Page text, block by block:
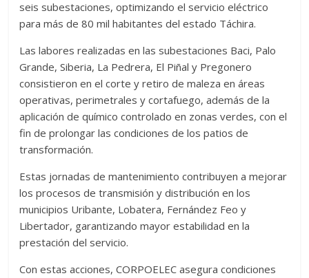
seis subestaciones, optimizando el servicio eléctrico
para más de 80 mil habitantes del estado Táchira.
Las labores realizadas en las subestaciones Baci, Palo
Grande, Siberia, La Pedrera, El Piñal y Pregonero
consistieron en el corte y retiro de maleza en áreas
operativas, perimetrales y cortafuego, además de la
aplicación de químico controlado en zonas verdes, con el
fin de prolongar las condiciones de los patios de
transformación.
Estas jornadas de mantenimiento contribuyen a mejorar
los procesos de transmisión y distribución en los
municipios Uribante, Lobatera, Fernández Feo y
Libertador, garantizando mayor estabilidad en la
prestación del servicio.
Con estas acciones, CORPOELEC asegura condiciones